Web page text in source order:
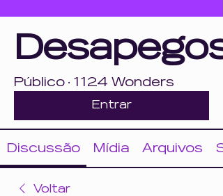
Desapegos
Público · 1124 Wonders
Entrar
Discussão Mídia Arquivos
Voltar